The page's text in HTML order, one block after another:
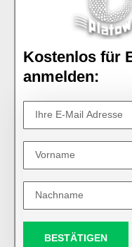
Kostenlos für
anmelden:
BESTÄTIGEN